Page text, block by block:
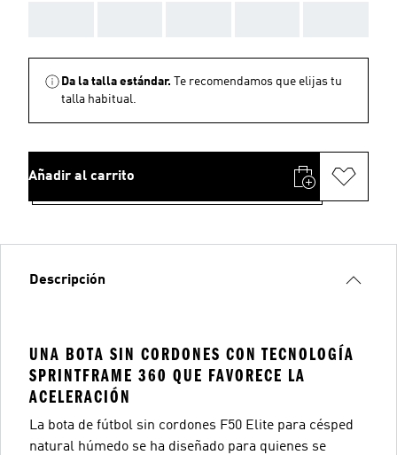
Da la talla estándar.
Te recomendamos que elijas tu
talla habitual.
Añadir al carrito
Descripción
UNA BOTA SIN CORDONES CON TECNOLOGÍA
SPRINTFRAME 360 QUE FAVORECE LA
ACELERACIÓN
La bota de fútbol sin cordones F50 Elite para césped
natural húmedo se ha diseñado para quienes se